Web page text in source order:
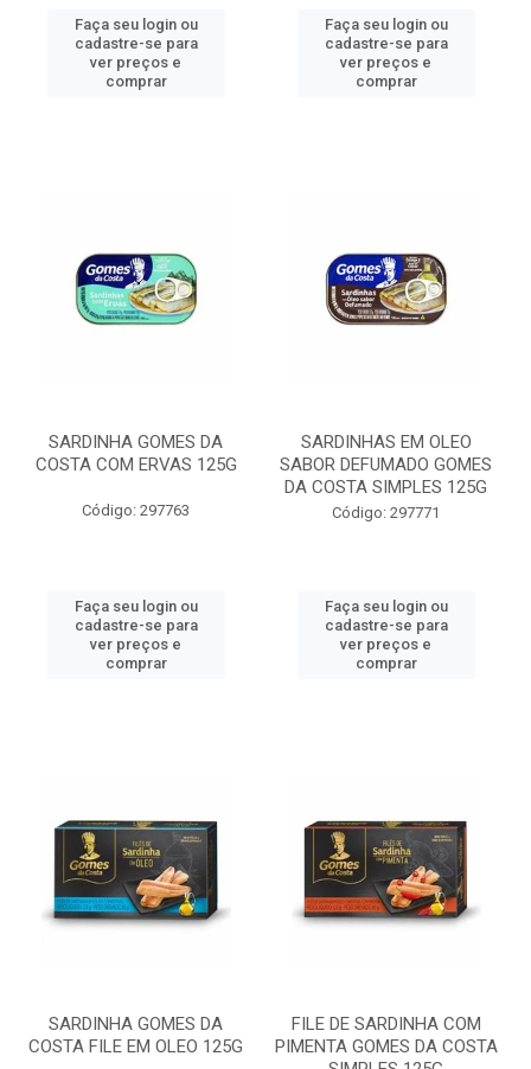
Faça seu login ou
cadastre-se para
ver preços e
comprar
Faça seu login ou
cadastre-se para
ver preços e
comprar
SARDINHA GOMES DA
COSTA COM ERVAS 125G
Código: 297763
Faça seu login ou
cadastre-se para
ver preços e
comprar
SARDINHAS EM OLEO
SABOR DEFUMADO GOMES
DA COSTA SIMPLES 125G
Código: 297771
Faça seu login ou
cadastre-se para
ver preços e
comprar
SARDINHA GOMES DA
COSTA FILE EM OLEO 125G
FILE DE SARDINHA COM
PIMENTA GOMES DA COSTA